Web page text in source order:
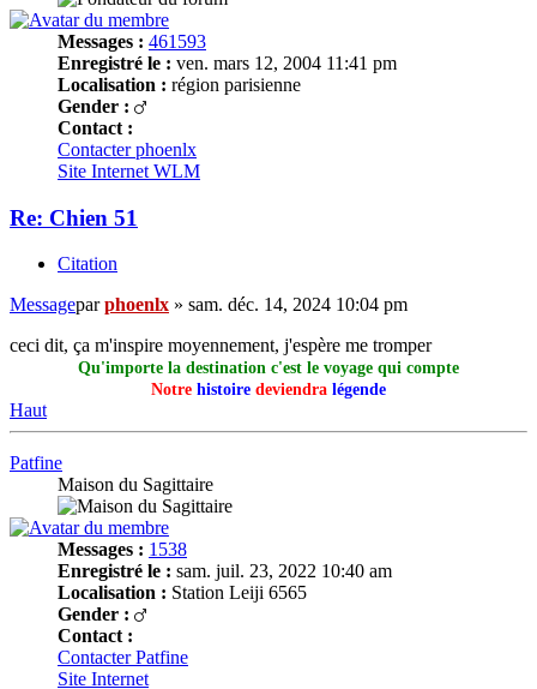
Messages : 461593
Enregistré le : ven. mars 12, 2004 11:41 pm
Localisation : région parisienne
Gender :
Contact :
Contacter phoenlx
Site Internet WLM
Re: Chien 51
Citation
Messageparphoenlx » sam. déc. 14, 2024 10:04 pm
ceci dit, ça m'inspire moyennement, j'espère me tromper
Qu'importe la destination c'est le voyage qui compte
Notre histoire deviendra légende
Haut
Patfine
Maison du Sagittaire
Messages : 1538
Enregistré le : sam. juil. 23, 2022 10:40 am
Localisation : Station Leiji 6565
Gender :
Contact :
Contacter Patfine
Site Internet